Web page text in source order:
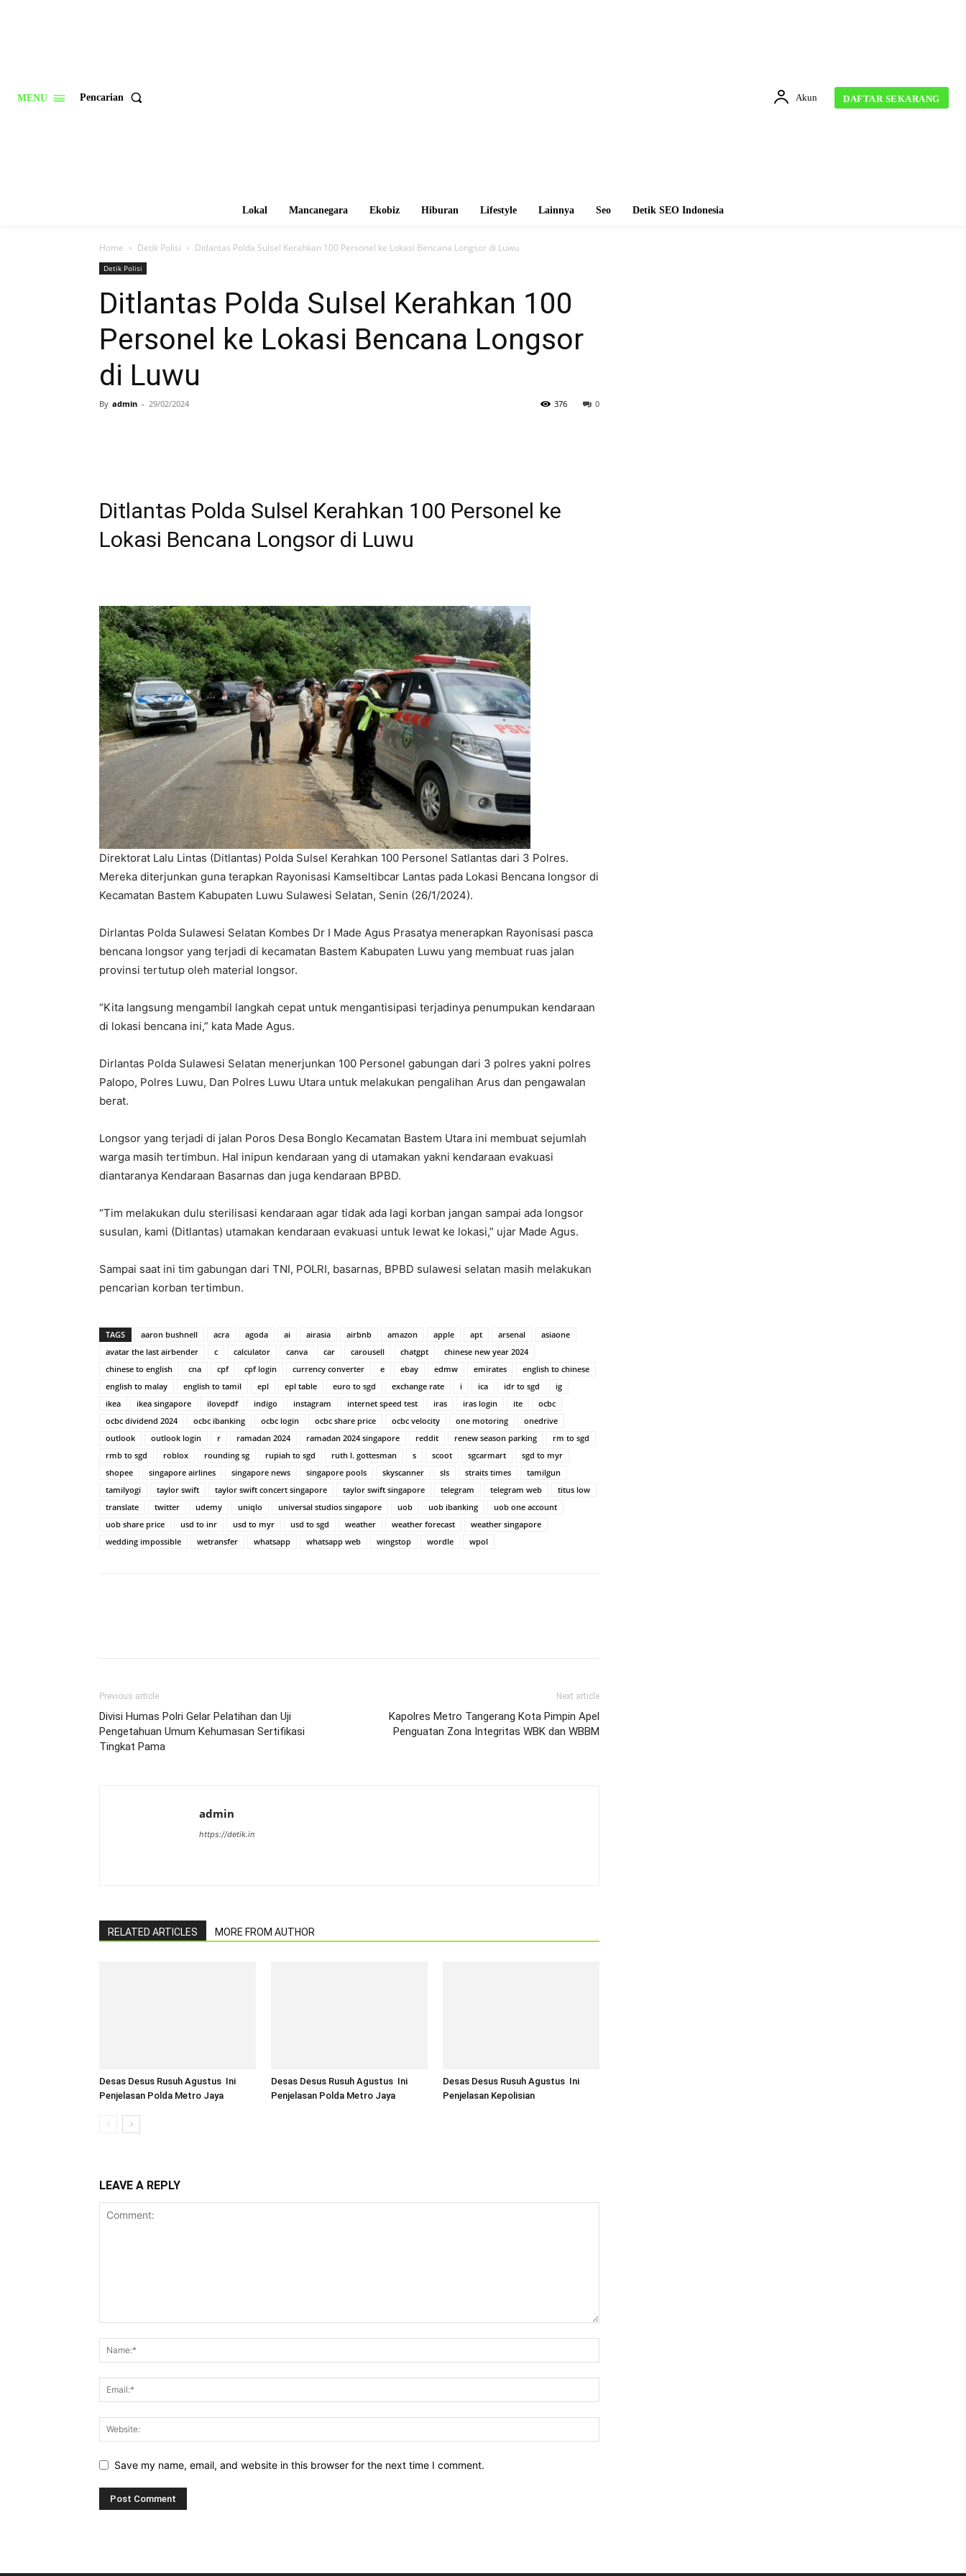
MENU Pencarian Akun DAFTAR SEKARANG
Lokal Mancanegara Ekobiz Hiburan Lifestyle Lainnya Seo Detik SEO Indonesia
Home Detik Polisi Ditlantas Polda Sulsel Kerahkan 100 Personel ke Lokasi Bencana Longsor di Luwu
Detik Polisi
Ditlantas Polda Sulsel Kerahkan 100
Personel ke Lokasi Bencana Longsor
di Luwu
By admin - 29/02/2024 0
376
Ditlantas Polda Sulsel Kerahkan 100 Personel ke
Lokasi Bencana Longsor di Luwu
Direktorat Lalu Lintas (Ditlantas) Polda Sulsel Kerahkan 100 Personel Satlantas dari 3 Polres.
Mereka diterjunkan guna terapkan Rayonisasi Kamseltibcar Lantas pada Lokasi Bencana longsor di
Kecamatan Bastem Kabupaten Luwu Sulawesi Selatan, Senin (26/1/2024).
Dirlantas Polda Sulawesi Selatan Kombes Dr I Made Agus Prasatya menerapkan Rayonisasi pasca
bencana longsor yang terjadi di kecamatan Bastem Kabupaten Luwu yang membuat ruas jalan
provinsi tertutup oleh material longsor.
“Kita langsung mengambil langkah cepat untuk mengantisipasi terjadinya penumpukan kendaraan
di lokasi bencana ini,” kata Made Agus.
Dirlantas Polda Sulawesi Selatan menerjunkan 100 Personel gabungan dari 3 polres yakni polres
Palopo, Polres Luwu, Dan Polres Luwu Utara untuk melakukan pengalihan Arus dan pengawalan
berat.
Longsor yang terjadi di jalan Poros Desa Bonglo Kecamatan Bastem Utara ini membuat sejumlah
warga masih tertimbun. Hal inipun kendaraan yang di utamakan yakni kendaraan evakuasi
diantaranya Kendaraan Basarnas dan juga kendaraan BPBD.
“Tim melakukan dulu sterilisasi kendaraan agar tidak ada lagi korban jangan sampai ada longsor
susulan, kami (Ditlantas) utamakan kendaraan evakuasi untuk lewat ke lokasi,” ujar Made Agus.
Sampai saat ini tim gabungan dari TNI, POLRI, basarnas, BPBD sulawesi selatan masih melakukan
pencarian korban tertimbun.
TAGS aaron bushnell acra agoda ai airasia airbnb amazon apple apt arsenal
asiaone
avatar the last airbender
c calculator canva car carousell chatgpt
chinese new year 2024
chinese to english
cna cpf cpf login currency converter e ebay edmw emirates
english to chinese
english to malay
english to tamil epl epl table euro to sgd exchange rate i ica idr to sgd
ig
ikea
ikea singapore ilovepdf indigo instagram internet speed test iras iras login ite
ocbc
ocbc dividend 2024
ocbc ibanking ocbc login ocbc share price ocbc velocity one motoring
onedrive
outlook
outlook login r ramadan 2024 ramadan 2024 singapore reddit renew season parking
rm to sgd
rmb to sgd
roblox rounding sg rupiah to sgd ruth l. gottesman s scoot sgcarmart
sgd to myr
shopee
singapore airlines singapore news singapore pools skyscanner sls straits times
tamilgun
tamilyogi
taylor swift taylor swift concert singapore taylor swift singapore telegram telegram web
titus low
translate
twitter udemy uniqlo universal studios singapore uob uob ibanking
uob one account
uob share price
usd to inr usd to myr usd to sgd weather weather forecast
weather singapore
wedding impossible
wetransfer whatsapp whatsapp web wingstop wordle wpol
Previous article
Divisi Humas Polri Gelar Pelatihan dan Uji
Pengetahuan Umum Kehumasan Sertifikasi
Tingkat Pama
Next article
Kapolres Metro Tangerang Kota Pimpin Apel
Penguatan Zona Integritas WBK dan WBBM
admin
https://detik.in
RELATED ARTICLES MORE FROM AUTHOR
Desas Desus Rusuh Agustus Ini
Penjelasan Polda Metro Jaya
Desas Desus Rusuh Agustus Ini
Penjelasan Polda Metro Jaya
Desas Desus Rusuh Agustus Ini
Penjelasan Kepolisian
LEAVE A REPLY
Save my name, email, and website in this browser for the next time I comment.